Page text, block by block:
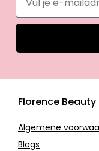
Florence Beauty
Algemene
Blogs